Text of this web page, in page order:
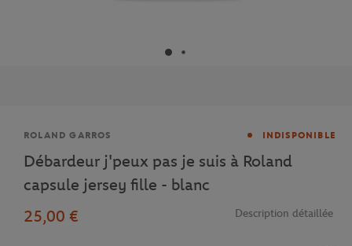
Marque
ROLAND GARROS INDISPONIBLE
Débardeur j'peux pas je suis à Roland
capsule jersey fille - blanc
25,00 €
Description détaillée